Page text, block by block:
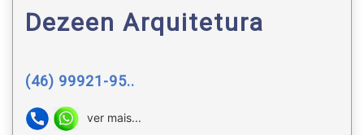
Dezeen Arquitetura
(46) 99921-95..
ver mais...